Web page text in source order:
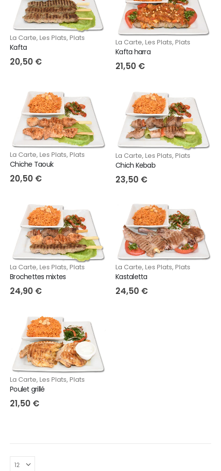
La Carte, Les Plats, Plats
Kafta
20,50 €
La Carte, Les Plats, Plats
Kafta harra
21,50 €
La Carte, Les Plats, Plats
Chiche Taouk
20,50 €
La Carte, Les Plats, Plats
Chich Kebab
23,50 €
La Carte, Les Plats, Plats
Brochettes mixtes
24,90 €
La Carte, Les Plats, Plats
Kastaletta
24,50 €
La Carte, Les Plats, Plats
Poulet grillé
21,50 €